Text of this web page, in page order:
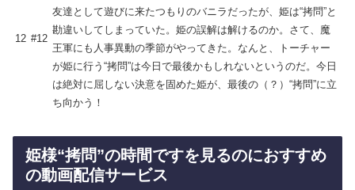
12 #12
友達として遊びに来たつもりのバニラだったが、姫は“拷問”と
勘違いしてしまっていた。姫の誤解は解けるのか。さて、魔
王軍にも人事異動の季節がやってきた。なんと、トーチャー
が姫に行う“拷問”は今日で最後かもしれないというのだ。今日
は絶対に屈しない決意を固めた姫が、最後の（？）“拷問”に立
ち向かう！
姫様“拷問”の時間ですを見るのにおすすめ
の動画配信サービス